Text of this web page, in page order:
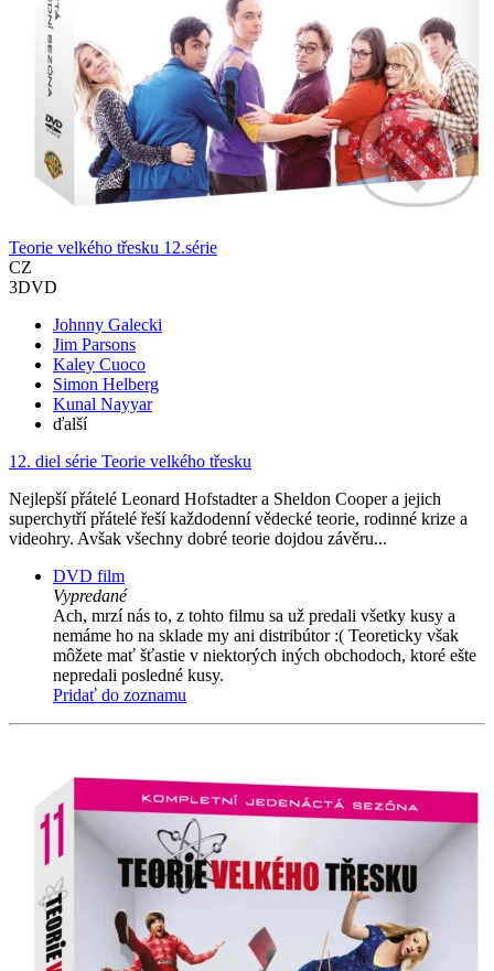
Teorie velkého třesku 12.série
CZ
3DVD
Johnny Galecki
Jim Parsons
Kaley Cuoco
Simon Helberg
Kunal Nayyar
ďalší
12. diel série Teorie velkého třesku
Nejlepší přátelé Leonard Hofstadter a Sheldon Cooper a jejich
superchytří přátelé řeší každodenní vědecké teorie, rodinné krize a
videohry. Avšak všechny dobré teorie dojdou závěru...
DVD film
Vypredané
Ach, mrzí nás to, z tohto filmu sa už predali všetky kusy a
nemáme ho na sklade my ani distribútor :( Teoreticky však
môžete mať šťastie v niektorých iných obchodoch, ktoré ešte
nepredali posledné kusy.
Pridať do zoznamu